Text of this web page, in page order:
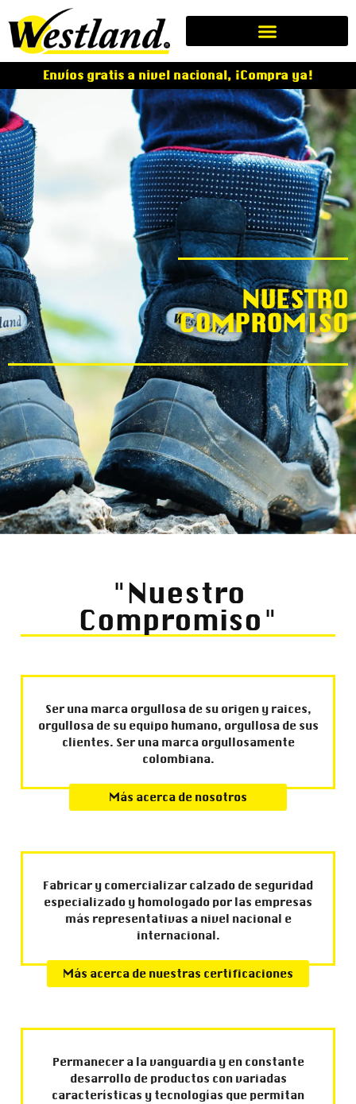
Envíos gratis a nivel nacional, ¡Compra ya!
NUESTRO
COMPROMISO
"Nuestro
Compromiso"
Ser una marca orgullosa de su origen y raices,
orgullosa de su equipo humano, orgullosa de sus
clientes. Ser una marca orgullosamente
colombiana.
Más acerca de nosotros
Fabricar y comercializar calzado de seguridad
especializado y homologado por las empresas
más representativas a nivel nacional e
internacional.
Más acerca de nuestras certificaciones
Permanecer a la vanguardia y en constante
desarrollo de productos con variadas
características y tecnologías que permitan